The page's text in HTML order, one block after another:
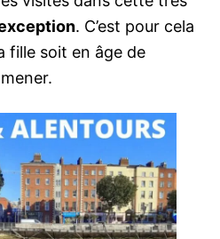
. C’est pour cela
fille soit en âge de